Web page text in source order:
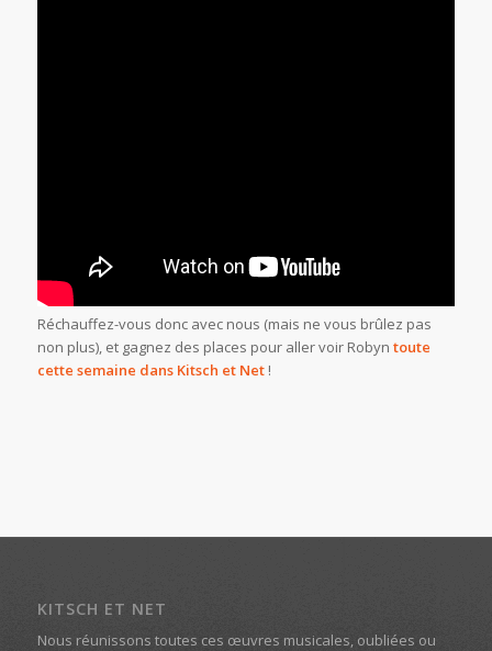
Réchauffez-vous donc avec nous (mais ne vous brûlez pas
non plus), et gagnez des places pour aller voir Robyn toute
cette semaine dans Kitsch et Net !
KITSCH ET NET
Nous réunissons toutes ces œuvres musicales, oubliées ou